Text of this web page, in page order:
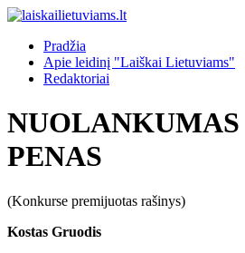
Pradžia
Apie leidinį "Laiškai Lietuviams"
Redaktoriai
PENAS
(Konkurse premijuotas rašinys)
Kostas Gruodis